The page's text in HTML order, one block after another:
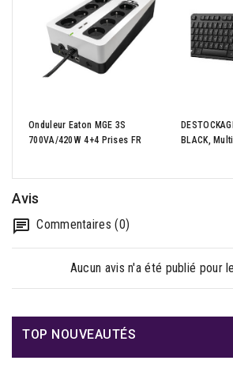
Onduleur Eaton MGE 3S
700VA/420W 4+4 Prises FR
BLACK,
Avis
Commentaires (0)
Aucun avis n'a été publié pour
TOP NOUVEAUTÉS